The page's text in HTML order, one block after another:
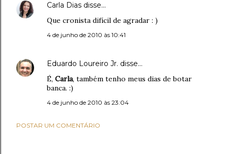
Carla Dias disse…
Que cronista difícil de agradar : )
4 de junho de 2010 às 10:41
Eduardo Loureiro Jr. disse…
É, Carla, também tenho meus dias de botar
banca. :)
4 de junho de 2010 às 23:04
POSTAR UM COMENTÁRIO